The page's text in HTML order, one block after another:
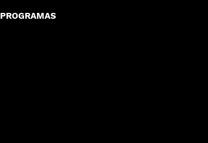
PROGRAMAS